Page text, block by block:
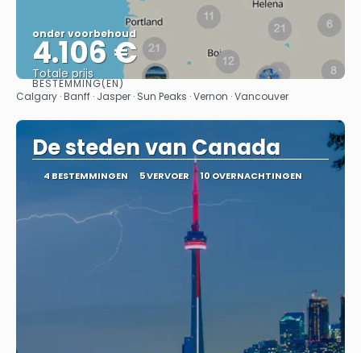
onder voorbehoud
4.106 €
Totale prijs
Bekijk
BESTEMMING(EN)
Calgary · Banff · Jasper · Sun Peaks · Vernon · Vancouver
De steden van Canada
4 BESTEMMINGEN 5 VERVOER 10 OVERNACHTINGEN